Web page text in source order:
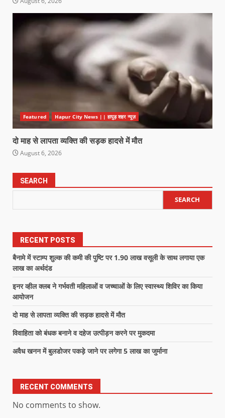
Featured Hapur City News || हापुड़ शहर न्यूज़
दो माह से लापता व्यक्ति की सड़क हादसे में मौत
August 6, 2026
SEARCH
SEARCH
RECENT POSTS
बैनामे में स्टाम्प शुल्क की कमी की पुष्टि पर 1.90 लाख वसूली के साथ लगाया एक
लाख का अर्थदंड
इनर व्हील क्लब ने गर्भवती महिलाओं व जच्चाओं के लिए स्वास्थ्य शिविर का किया
आयोजन
दो माह से लापता व्यक्ति की सड़क हादसे में मौत
विवाहिता को बंधक बनाने व दहेज उत्पीड़न करने पर मुकदमा
अवैध खनन में बुलडोजर पकड़े जाने पर लगेगा 5 लाख का जुर्माना
RECENT COMMENTS
No comments to show.